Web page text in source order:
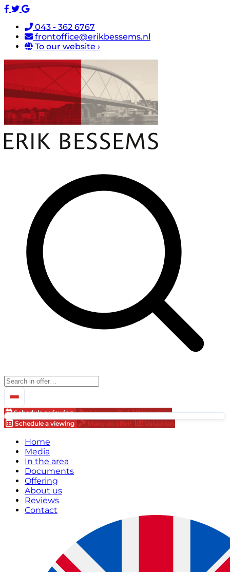
043 - 362 6767
frontoffice@erikbessems.nl
To our website ›
Schedule a viewing Make an offer!
Valuation
Schedule a viewing
Make an offer! Valuation
Home
Media
In the area
Documents
Offering
About us
Reviews
Contact